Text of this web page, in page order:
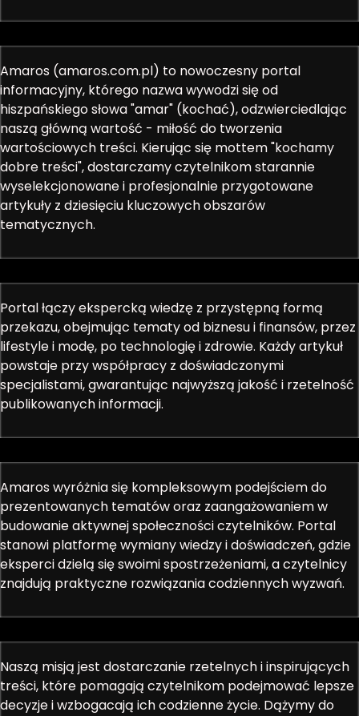
Amaros (amaros.com.pl) to nowoczesny portal
informacyjny, którego nazwa wywodzi się od
hiszpańskiego słowa "amar" (kochać), odzwierciedlając
naszą główną wartość - miłość do tworzenia
wartościowych treści. Kierując się mottem "kochamy
dobre treści", dostarczamy czytelnikom starannie
wyselekcjonowane i profesjonalnie przygotowane
artykuły z dziesięciu kluczowych obszarów
tematycznych.
Portal łączy ekspercką wiedzę z przystępną formą
przekazu, obejmując tematy od biznesu i finansów, przez
lifestyle i modę, po technologię i zdrowie. Każdy artykuł
powstaje przy współpracy z doświadczonymi
specjalistami, gwarantując najwyższą jakość i rzetelność
publikowanych informacji.
Amaros wyróżnia się kompleksowym podejściem do
prezentowanych tematów oraz zaangażowaniem w
budowanie aktywnej społeczności czytelników. Portal
stanowi platformę wymiany wiedzy i doświadczeń, gdzie
eksperci dzielą się swoimi spostrzeżeniami, a czytelnicy
znajdują praktyczne rozwiązania codziennych wyzwań.
Naszą misją jest dostarczanie rzetelnych i inspirujących
treści, które pomagają czytelnikom podejmować lepsze
decyzje i wzbogacają ich codzienne życie. Dążymy do